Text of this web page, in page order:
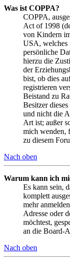
Was ist COPPA?
COPPA,
Act of 1998
von Kindern
USA, welches
persönliche
hierzu die
der
bist, ob dies
registrieren
Beistand zu
Besitzer
und nicht die
Art ist; außer
mich wenden,
zu diesem
Nach oben
Warum kann ich
Es kann sein,
komplett
mehr
Adresse oder
möchtest,
an die Board-
Nach oben